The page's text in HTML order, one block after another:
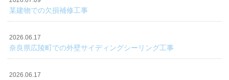
某建物での欠損補修工事
2026.06.17
奈良県広陵町での外壁サイディングシーリング工事
2026.06.17